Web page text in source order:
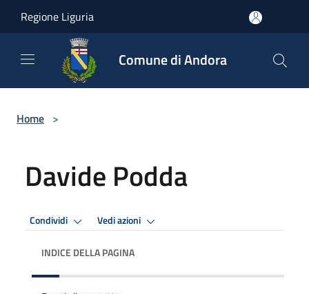
Regione Liguria
Comune di Andora
Home >
Davide Podda
Condividi Vedi azioni
INDICE DELLA PAGINA